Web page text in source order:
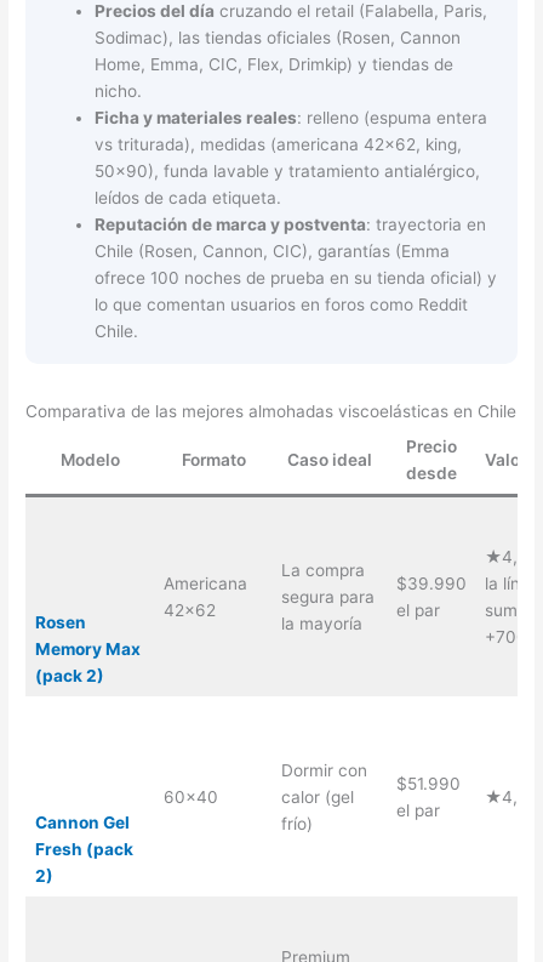
Precios del día cruzando el retail (Falabella, Paris,
Sodimac), las tiendas oficiales (Rosen, Cannon
Home, Emma, CIC, Flex, Drimkip) y tiendas de
nicho.
Ficha y materiales reales: relleno (espuma entera
vs triturada), medidas (americana 42×62, king,
50×90), funda lavable y tratamiento antialérgico,
leídos de cada etiqueta.
Reputación de marca y postventa: trayectoria en
Chile (Rosen, Cannon, CIC), garantías (Emma
ofrece 100 noches de prueba en su tienda oficial) y
lo que comentan usuarios en foros como Reddit
Chile.
Comparativa de las mejores almohadas viscoelásticas en Chile
Modelo Formato Caso ideal
Precio
desde
Rosen
Memory Max
(pack 2)
Americana
42×62
La compra
segura para
la mayoría
$39.990
el par
★4,7
la línea
suma
+700)
Cannon Gel
Fresh (pack
2)
60×40
Dormir con
calor (gel
frío)
$51.990
el par
★4,8
Premium